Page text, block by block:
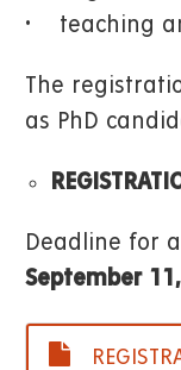
• teaching
The
as PhD
Deadline for
September